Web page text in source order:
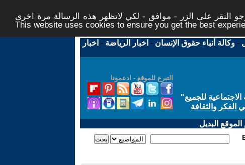
النقر على الزر - موافق - لكي لاتظهر هذه الرسالة مرة اخرى -
This website uses cookies to ensure you get the best
-وكالة أنباء حقوق الإنسان - اخبار الرياضة - اخبار
التبرع للموقع - ادعمونا
للجميع"
الفكر والثقافة
البديل